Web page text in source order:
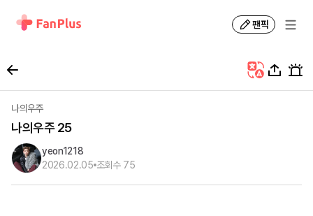
팬픽
나의우주
나의우주 25
yeon1218
2026.02.05 조회수 75